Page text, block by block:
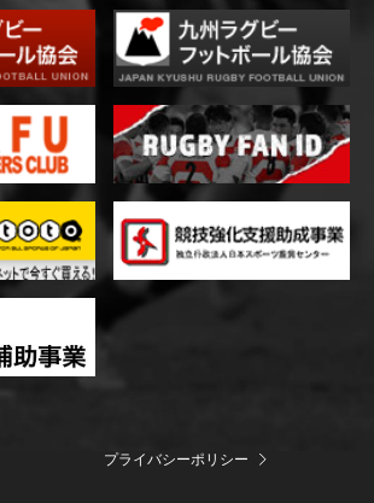
プライバシーポリシー